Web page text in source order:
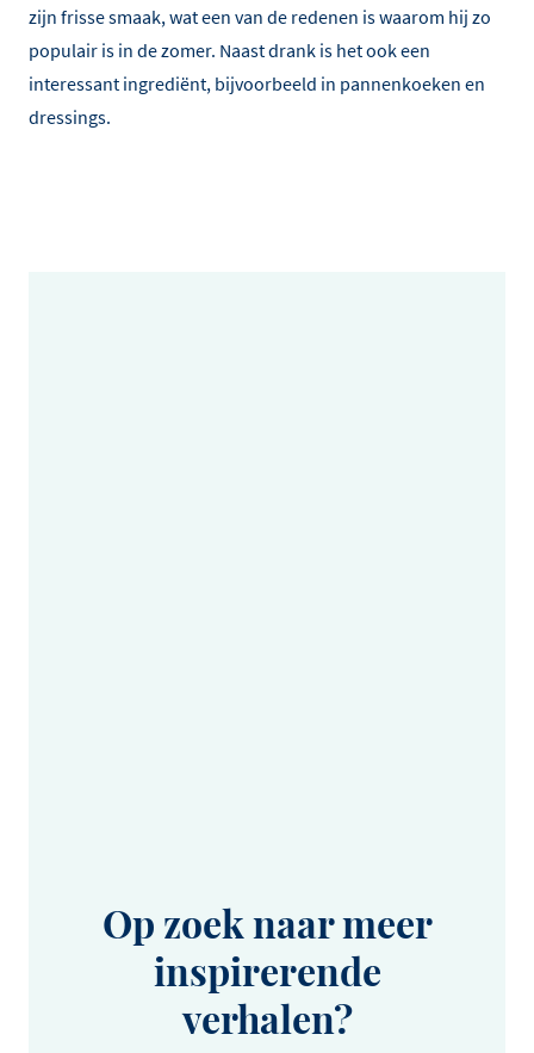
zijn frisse smaak, wat een van de redenen is waarom hij zo
populair is in de zomer. Naast drank is het ook een
interessant ingrediënt, bijvoorbeeld in pannenkoeken en
dressings.
Op zoek naar meer
inspirerende
verhalen?